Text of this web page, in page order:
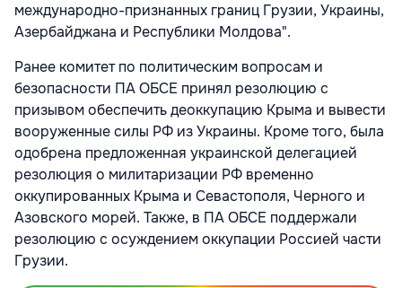
международно-признанных границ Грузии, Украины,
Азербайджана и Республики Молдова".
Ранее комитет по политическим вопросам и
безопасности ПА ОБСЕ принял резолюцию с
призывом обеспечить деоккупацию Крыма и вывести
вооруженные силы РФ из Украины. Кроме того, была
одобрена предложенная украинской делегацией
резолюция о милитаризации РФ временно
оккупированных Крыма и Севастополя, Черного и
Азовского морей. Также, в ПА ОБСЕ поддержали
резолюцию с осуждением оккупации Россией части
Грузии.